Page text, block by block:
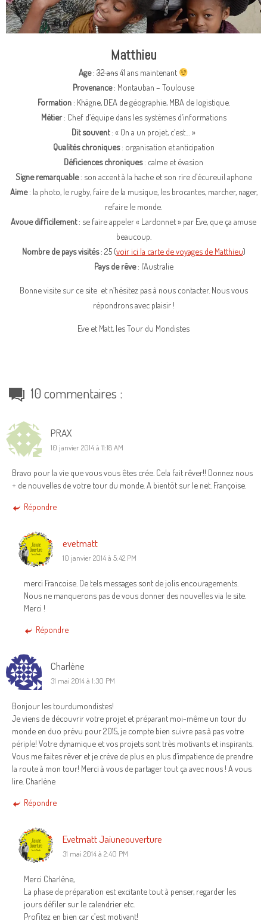
Matthieu
Age:32 ans41 ans maintenant
Provenance: Montauban – Toulouse
Formation: Khâgne, DEA de géographie, MBA de logistique.
Métier: Chef d’équipe dans les systèmes d’informations
Dit souvent: « On a un projet, c’est… »
Qualités chroniques: organisation et anticipation
Déficiences chroniques: calme et évasion
Signe remarquable: son accent à la hache et son rire d’écureuil aphone
Aime: la photo, le rugby, faire de la musique, les brocantes, marcher, nager,
refaire le monde.
Avoue difficilement: se faire appeler « Lardonnet » par Eve, que ça amuse
beaucoup.
Nombre de pays visités: 25 (voir ici la carte de voyages de Matthieu)
Pays de rêve: l’Australie
Bonne visite sur ce site et n’hésitez pas à nous contacter. Nous vous
répondrons avec plaisir !
Eve et Matt, les Tour du Mondistes
10 commentaires :
PRAX
10 janvier 2014 à 11:18 AM
Bravo pour la vie que vous vous êtes crée. Cela fait rêver!! Donnez nous
+ de nouvelles de votre tour du monde. A bientôt sur le net. Françoise.
Répondre
evetmatt
10 janvier 2014 à 5:42 PM
merci Francoise. De tels messages sont de jolis encouragements.
Nous ne manquerons pas de vous donner des nouvelles via le site.
Merci !
Répondre
Charlène
31 mai 2014 à 1:30 PM
Bonjour les tourdumondistes!
Je viens de découvrir votre projet et préparant moi-même un tour du
monde en duo prévu pour 2015, je compte bien suivre pas à pas votre
périple! Votre dynamique et vos projets sont très motivants et inspirants.
Vous me faites rêver et je crève de plus en plus d’impatience de prendre
la route à mon tour! Merci à vous de partager tout ça avec nous ! A vous
lire. Charlène
Répondre
Evetmatt Jaiuneouverture
31 mai 2014 à 2:40 PM
Merci Charlène,
La phase de préparation est excitante tout à penser, regarder les
jours défiler sur le calendrier etc.
Profitez en bien car c’est motivant!